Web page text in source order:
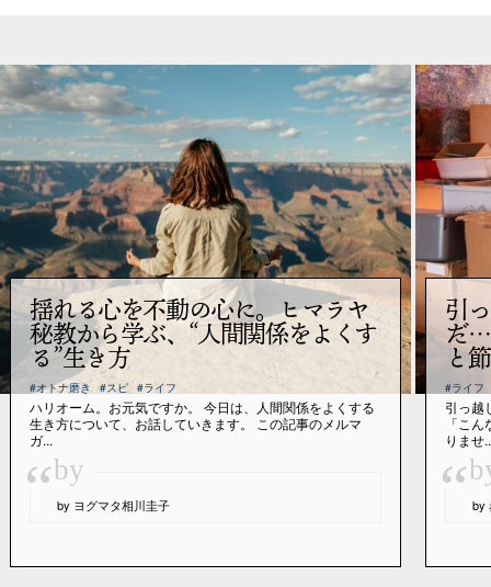
揺れる心を不動の心に。ヒマラヤ
秘教から学ぶ、“人間関係をよくす
る”生き方
#オトナ磨き #スピ #ライフ
ハリオーム。お元気ですか。 今日は、人間関係をよくする
生き方について、お話していきます。 この記事のメルマ
ガ...
“by
by ヨグマタ相川圭子
引
だ…
と
#ライフ
引っ越
「こ
りませ
“ by